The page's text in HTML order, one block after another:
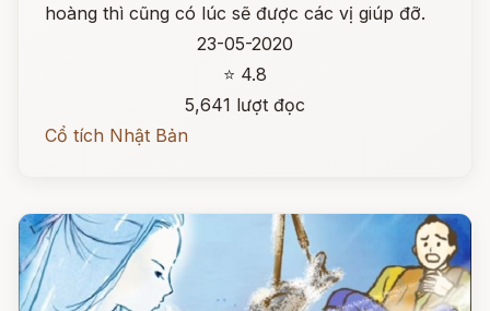
hoàng thì cũng có lúc sẽ được các vị giúp đỡ.
23-05-2020
⭐ 4.8
5,641 lượt đọc
Cổ tích Nhật Bản